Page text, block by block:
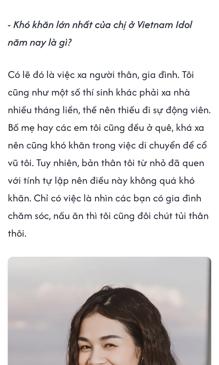
- Khó khăn lớn nhất của chị ở Vietnam Idol
năm nay là gì?
Có lẽ đó là việc xa người thân, gia đình. Tôi
cũng như một số thí sinh khác phải xa nhà
nhiều tháng liền, thế nên thiếu đi sự động viên.
Bố mẹ hay các em tôi cũng đều ở quê, khá xa
nên cũng khó khăn trong việc di chuyển để cổ
vũ tôi. Tuy nhiên, bản thân tôi từ nhỏ đã quen
với tính tự lập nên điều này không quá khó
khăn. Chỉ có việc là nhìn các bạn có gia đình
chăm sóc, nấu ăn thì tôi cũng đôi chút tủi thân
thôi.